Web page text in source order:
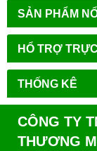
SẢN PHẨM
HỔ TRỢ
THỐNG KÊ
CÔNG TY
THƯƠNG